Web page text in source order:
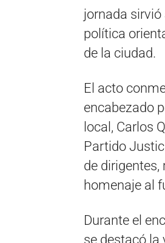
jornada
política
de la ciudad.
El acto
encabezado
local, Carlos
Partido
de
homenaje al
Durante el
se destacó la